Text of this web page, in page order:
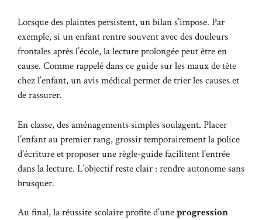
Lorsque des plaintes persistent, un bilan s’impose. Par
exemple, si un enfant rentre souvent avec des douleurs
frontales après l’école, la lecture prolongée peut être en
cause. Comme rappelé dans ce guide sur lesmaux de tête
chez l’enfant, un avis médical permet de trier les causes et
de rassurer.
En classe, des aménagements simples soulagent. Placer
l’enfant au premier rang, grossir temporairement la police
d’écriture et proposer une règle-guide facilitent l’entrée
dans la lecture. L’objectif reste clair : rendre autonome sans
brusquer.
Au final, la réussite scolaire profite d’uneprogression